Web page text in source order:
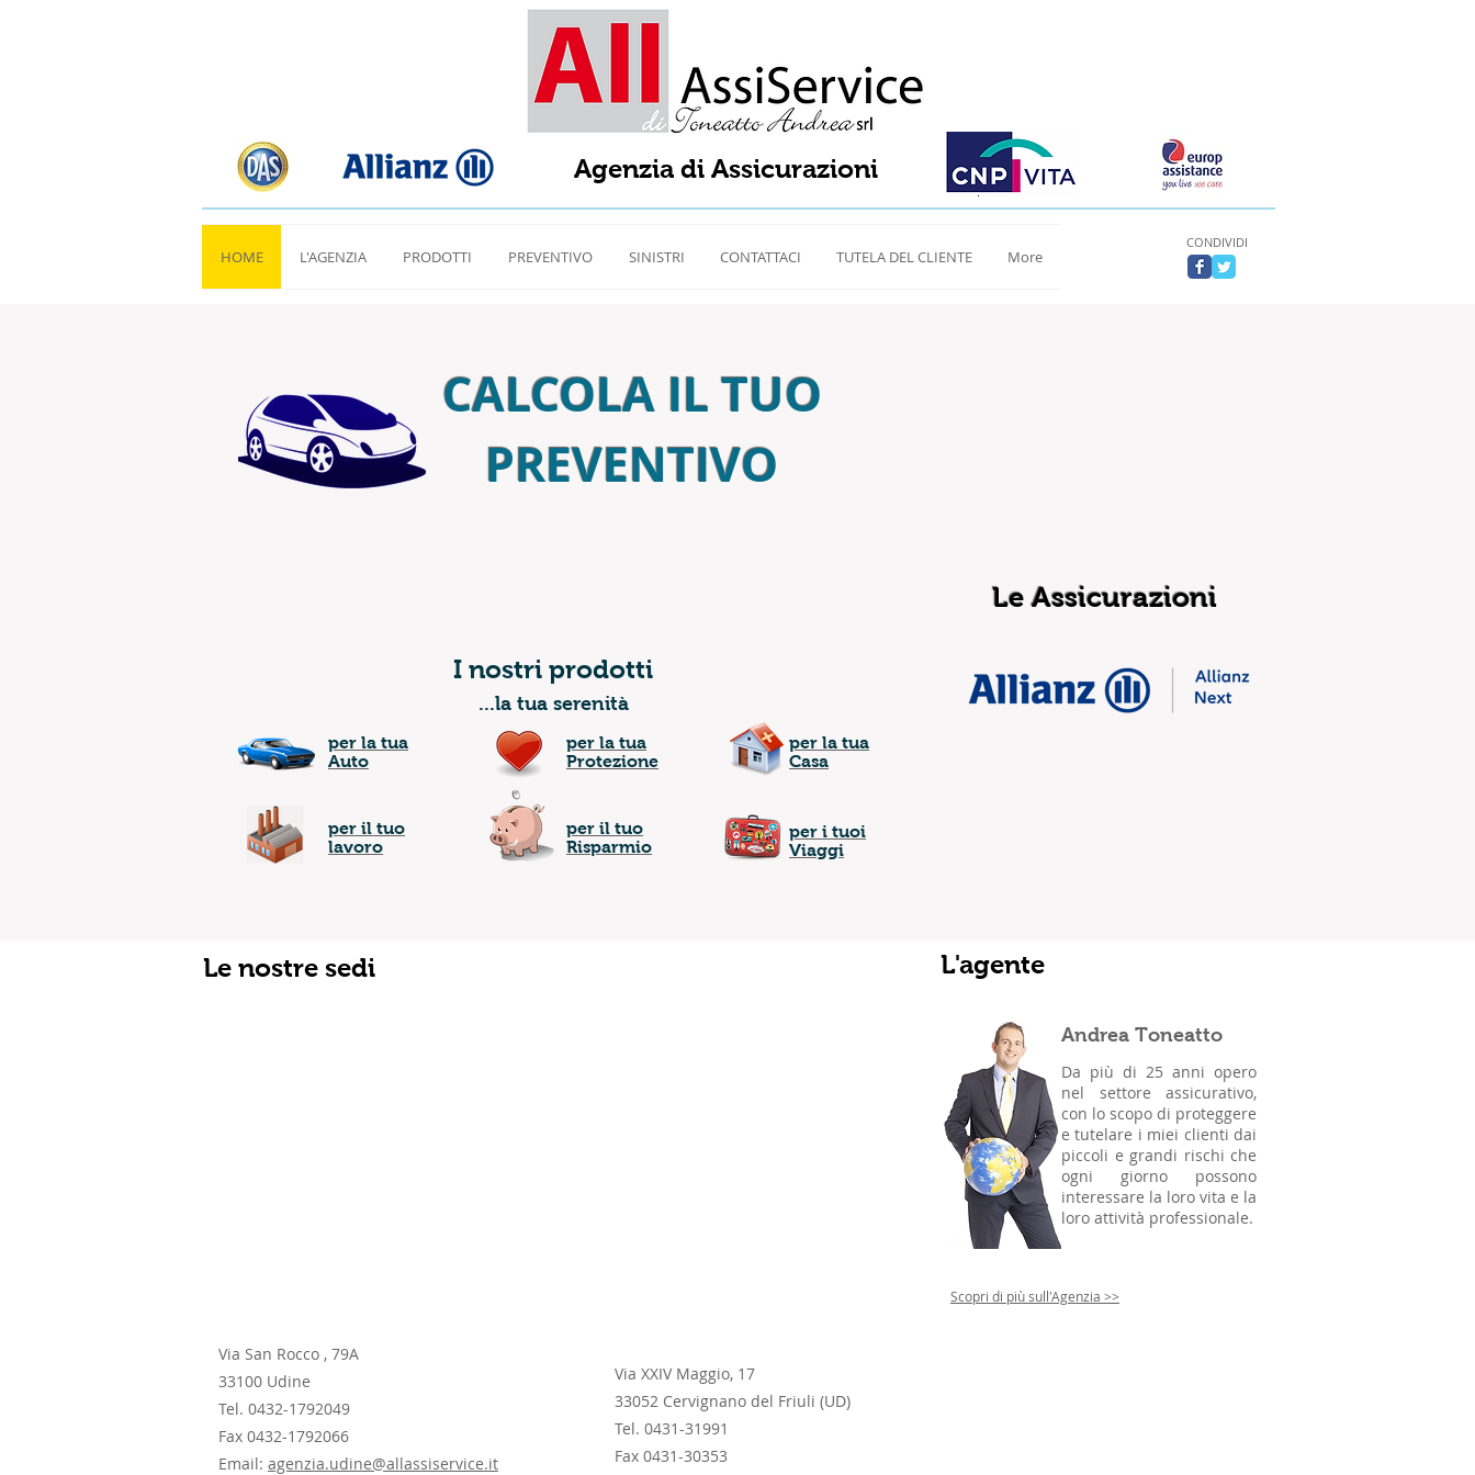
Agenzia di Assicurazioni
HOME L'AGENZIA PRODOTTI PREVENTIVO SINISTRI CONTATTACI TUTELA DEL CLIENTE More
CONDIVIDI
CALCOLA IL TUO
PREVENTIVO
I nostri prodotti
...la tua serenità
per la tua
Auto
per il tuo
lavoro
per la tua
Protezione
per la tua
Casa
per il tuo
Risparmio
per i tuoi
Viaggi
Le Assicurazioni
Le nostre sedi L'agente
Via San Rocco , 79A
33100 Udine
Tel. 0432-1792049
Fax 0432-1792066
Email: agenzia.udine@allassiservice.it
Via XXIV Maggio, 17
33052 Cervignano del Friuli (UD)
Tel. 0431-31991
Fax 0431-30353
Andrea Toneatto
Da più di 25 anni opero
nel settore assicurativo,
con lo scopo di proteggere
e tutelare i miei clienti dai
piccoli e grandi rischi che
ogni giorno possono
interessare la loro vita e la
loro attività professionale.
Scopri di più sull'Agenzia >>